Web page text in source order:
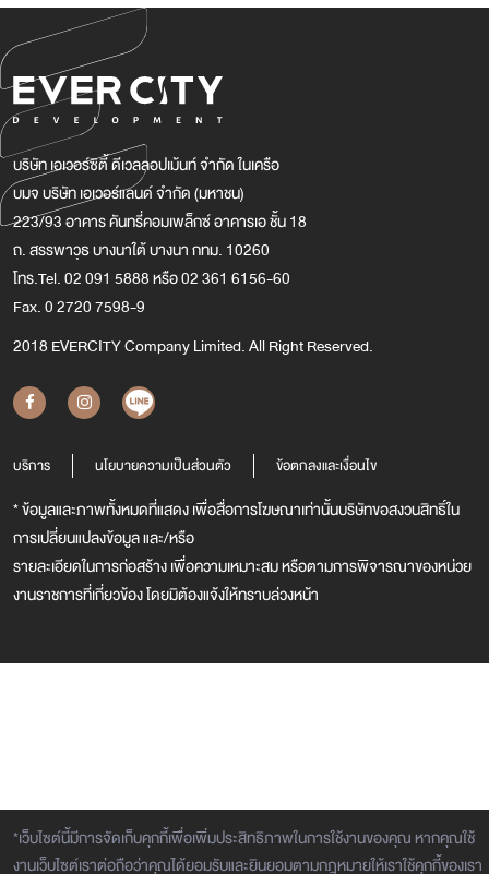
บริษัท เอเวอร์ซิตี้ ดีเวลลอปเม้นท์ จำกัด ในเครือ
บมจ บริษัท เอเวอร์แลนด์ จำกัด (มหาชน)
223/93 อาคาร คันทรี่คอมเพล็กซ์ อาคารเอ ชั้น 18
ถ. สรรพาวุธ บางนาใต้ บางนา กทม. 10260
โทร.Tel. 02 091 5888 หรือ 02 361 6156-60
Fax. 0 2720 7598-9
2018 EVERCITY Company Limited. All Right Reserved.
บริการ นโยบายความเป็นส่วนตัว ข้อตกลงและเงื่อนไข
* ข้อมูลและภาพทั้งหมดที่แสดง เพื่อสื่อการโฆษณาเท่านั้นบริษัทขอสงวนสิทธิ์ใน
การเปลี่ยนแปลงข้อมูล และ/หรือ
รายละเอียดในการก่อสร้าง เพื่อความเหมาะสม หรือตามการพิจารณาของหน่วย
งานราชการที่เกี่ยวข้อง โดยมิต้องแจ้งให้ทราบล่วงหน้า
*เว็บไซต์นี้มีการจัดเก็บคุกกี้เพื่อเพิ่มประสิทธิภาพในการใช้งานของคุณ หากคุณใช้
งานเว็บไซต์เราต่อถือว่าคุณได้ยอมรับและยินยอมตามกฎหมายให้เราใช้คุกกี้ของเรา